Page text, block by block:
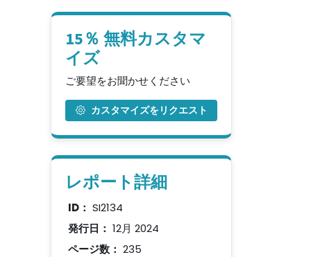
15％ 無料カスタマ
イズ
ご要望をお聞かせください
カスタマイズをリクエスト
レポート詳細
ID： SI2134
発行日： 12月 2024
ページ数： 235